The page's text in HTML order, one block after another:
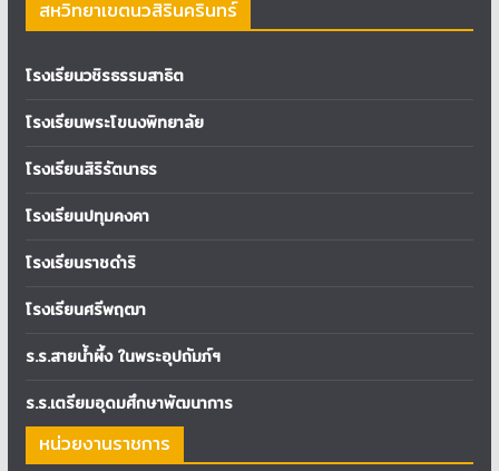
สหวิทยาเขตนวสิรินครินทร์
โรงเรียนวชิรธรรมสาธิต
โรงเรียนพระโขนงพิทยาลัย
โรงเรียนสิริรัตนาธร
โรงเรียนปทุมคงคา
โรงเรียนราชดำริ
โรงเรียนศรีพฤฒา
ร.ร.สายน้ำผึ้ง ในพระอุปถัมภ์ฯ
ร.ร.เตรียมอุดมศึกษาพัฒนาการ
หน่วยงานราชการ